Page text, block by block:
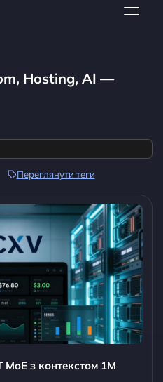
Hosting, AI —
Переглянути теги
з контекстом 1M